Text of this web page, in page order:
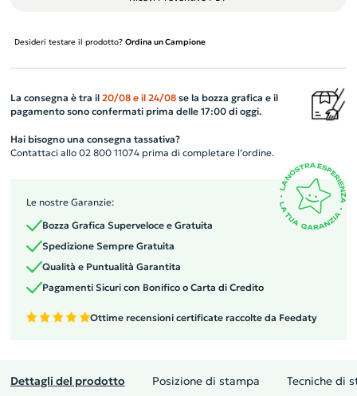
Desideri testare il prodotto? Ordina un Campione
La consegna è tra il 20/08 e il 24/08se la bozza grafica e il
pagamento sono confermati prima delle 17:00 di oggi.
Hai bisogno una consegna tassativa?
Contattaci allo 02 800 11074 prima di completare l’ordine.
Le nostre Garanzie:
Bozza Grafica Superveloce e Gratuita
Spedizione Sempre Gratuita
Qualità e Puntualità Garantita
Pagamenti Sicuri con Bonifico o Carta di Credito
Ottime recensioni certificate raccolte da Feedaty
Dettagli del prodotto Posizione di stampa Tecniche di